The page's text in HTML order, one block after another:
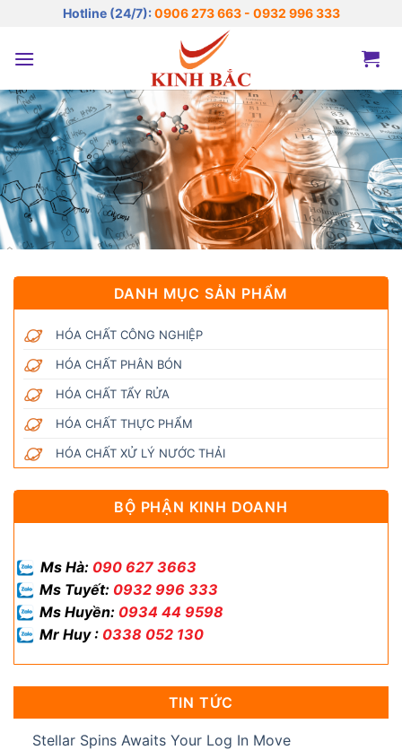
nội
Hotline (24/7): 0906 273 663 - 0932 996 333
DANH MỤC SẢN PHẨM
HÓA CHẤT CÔNG NGHIỆP
HÓA CHẤT PHÂN BÓN
HÓA CHẤT TẨY RỬA
HÓA CHẤT THỰC PHẨM
HÓA CHẤT XỬ LÝ NƯỚC THẢI
BỘ PHẬN KINH DOANH
Ms Hà: 090 627 3663
Ms Tuyết: 0932 996 333
Ms Huyền: 0934 44 9598
Mr Huy : 0338 052 130
TIN TỨC
Stellar Spins Awaits Your Log In Move